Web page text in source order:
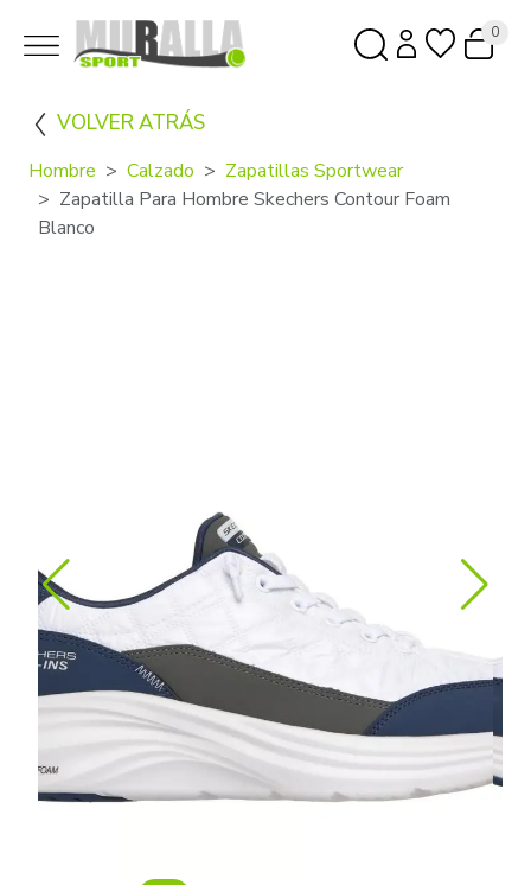
0
VOLVER ATRÁS
Hombre Calzado
Zapatillas Sportwear
Zapatilla Para Hombre Skechers Contour Foam
Blanco